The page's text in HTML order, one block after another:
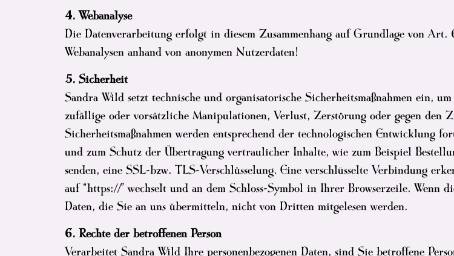
4. Webanalyse
Die Datenverarbeitung erfolgt in diesem Zusammenhang auf Grundlage von
Webanalysen anhand von anonymen Nutzerdaten!
5. Sicherheit
Sandra Wild setzt technische und organisatorische Sicherheitsmaßnahmen ein,
zufällige oder vorsätzliche Manipulationen, Verlust, Zerstörung oder gegen den
Sicherheitsmaßnahmen werden entsprechend der technologischen Entwicklung
und zum Schutz der Übertragung vertraulicher Inhalte, wie zum Beispiel
senden, eine SSL-bzw. TLS-Verschlüsselung. Eine verschlüsselte Verbindung
auf “https://” wechselt und an dem Schloss-Symbol in Ihrer Browserzeile. Wenn
Daten, die Sie an uns übermitteln, nicht von Dritten mitgelesen werden.
6. Rechte der betroffenen Person
Verarbeitet Sandra Wild Ihre personenbezogenen Daten, sind Sie betroffene